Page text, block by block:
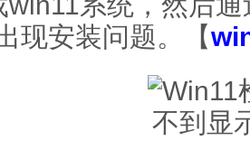
现安装问题。【